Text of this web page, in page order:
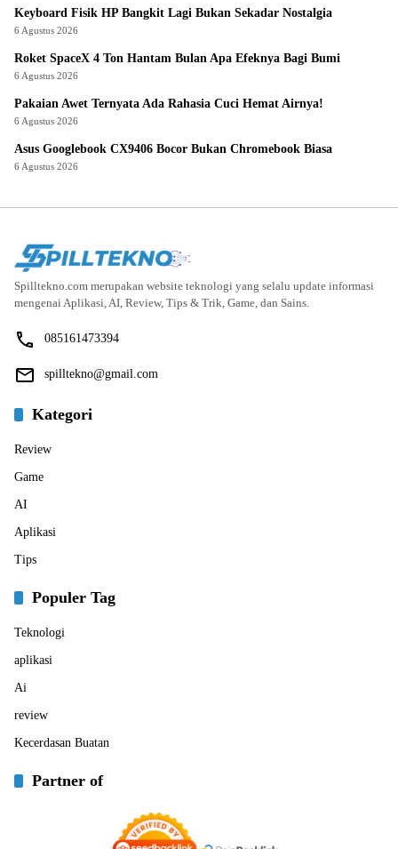
Keyboard Fisik HP Bangkit Lagi Bukan Sekadar Nostalgia
6 Agustus 2026
Roket SpaceX 4 Ton Hantam Bulan Apa Efeknya Bagi Bumi
6 Agustus 2026
Pakaian Awet Ternyata Ada Rahasia Cuci Hemat Airnya!
6 Agustus 2026
Asus Googlebook CX9406 Bocor Bukan Chromebook Biasa
6 Agustus 2026
Spilltekno.com merupakan website teknologi yang selalu update informasi
mengenai Aplikasi, AI, Review, Tips & Trik, Game, dan Sains.
085161473394
spilltekno@gmail.com
Kategori
Review
Game
AI
Aplikasi
Tips
Populer Tag
Teknologi
aplikasi
Ai
review
Kecerdasan Buatan
Partner of